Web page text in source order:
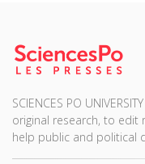
SCIENCES PO
original research, to edit
help public and political